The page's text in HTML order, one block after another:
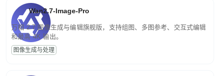
Wan2.7-Image-Pro
万相 2.7 图像生成与编辑旗舰版，支持组图、多图参考、交互式编辑
和最高 4K 输出。
图像生成与处理